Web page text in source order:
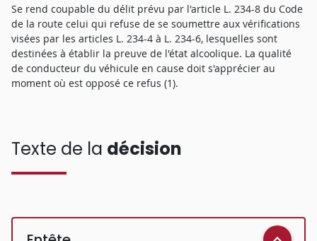
Se rend coupable du délit prévu par l'article L. 234-8 du Code
de la route celui qui refuse de se soumettre aux vérifications
visées par les articles L. 234-4 à L. 234-6, lesquelles sont
destinées à établir la preuve de l'état alcoolique. La qualité
de conducteur du véhicule en cause doit s'apprécier au
moment où est opposé ce refus (1).
Texte de la décision